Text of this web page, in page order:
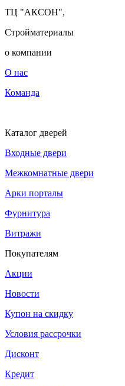
ТЦ "АКСОН",
Стройматериалы
о компании
О нас
Команда
Каталог дверей
Входные двери
Межкомнатные двери
Арки порталы
Фурнитура
Витражи
Покупателям
Акции
Новости
Купон на скидку
Условия рассрочки
Дисконт
Кредит